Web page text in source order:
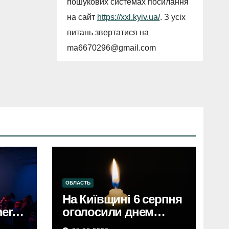
пошукових системах посилання
на сайт https://xxl.kyiv.ua/. З усіх
питань звертатися на
ma6670296@gmail.com
ОБЛАСТЬ
На Київщині 6 серпня
оголосили днем
жалобиКиївщина в